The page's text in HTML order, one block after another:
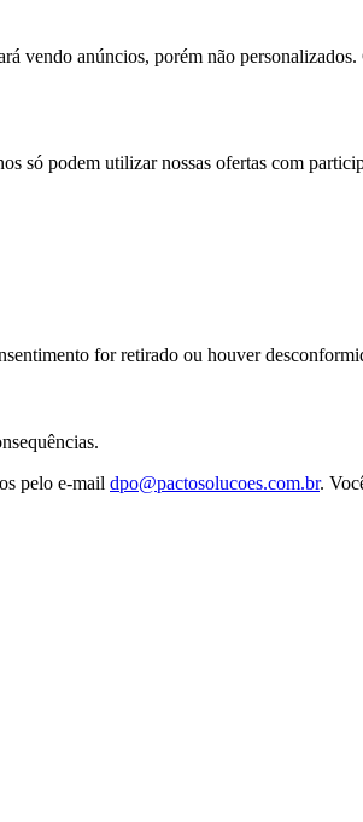
vendo anúncios, porém não
só podem utilizar nossas ofertas com
for retirado ou houver
pelo e-mail dpo@pactosolucoes.com.br.